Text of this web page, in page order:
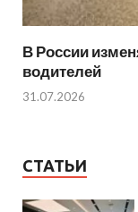
В России
водителей
31.07.2026
СТАТЬИ